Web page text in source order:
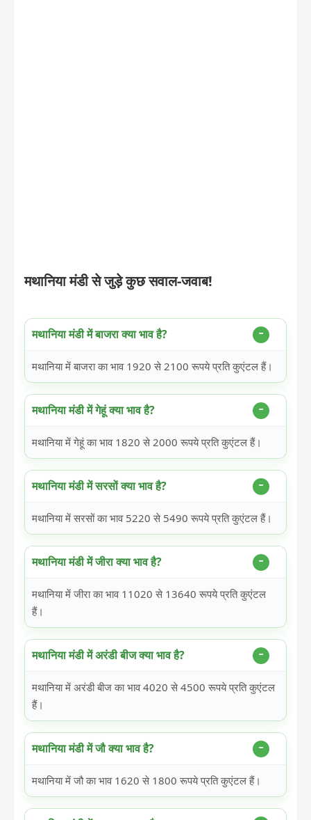
मथानिया मंडी से जुड़े कुछ सवाल-जवाब!
मथानिया मंडी में बाजरा क्या भाव है?
मथानिया में बाजरा का भाव 1920 से 2100 रूपये प्रति कुएंटल हैं।
मथानिया मंडी में गेहूं क्या भाव है?
मथानिया में गेहूं का भाव 1820 से 2000 रूपये प्रति कुएंटल हैं।
मथानिया मंडी में सरसों क्या भाव है?
मथानिया में सरसों का भाव 5220 से 5490 रूपये प्रति कुएंटल हैं।
मथानिया मंडी में जीरा क्या भाव है?
मथानिया में जीरा का भाव 11020 से 13640 रूपये प्रति कुएंटल
हैं।
मथानिया मंडी में अरंडी बीज क्या भाव है?
मथानिया में अरंडी बीज का भाव 4020 से 4500 रूपये प्रति कुएंटल
हैं।
मथानिया मंडी में जौ क्या भाव है?
मथानिया में जौ का भाव 1620 से 1800 रूपये प्रति कुएंटल हैं।